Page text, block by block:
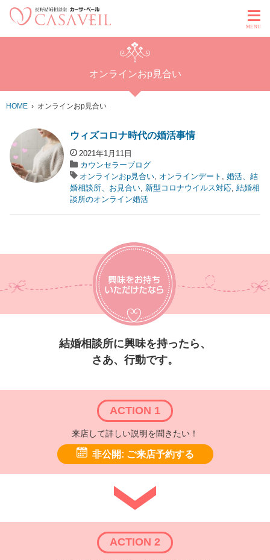
MENU
オンラインおp見合い
HOME オンラインおp見合い
ウィズコロナ時代の婚活事情
2021年1月11日
カウンセラーブログ
オンラインおp見合い, オンラインデート ,婚活、結
婚相談所、お見合い, 新型コロナウイルス対応, 結婚相
談所のオンライン婚活
結婚相談所に興味を持ったら、
さあ、行動です。
ACTION 1
来店して詳しい説明を聞きたい！
非公開: ご来店予約する
ACTION 2